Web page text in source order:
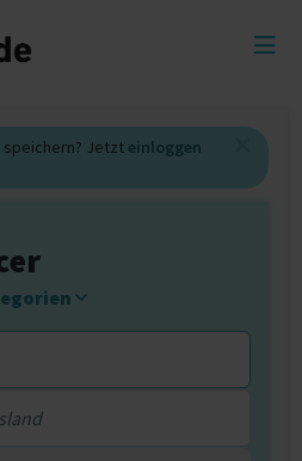
speichern? Jetzt einloggen